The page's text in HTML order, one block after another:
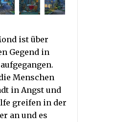
ist über
Gegend in
Menschen
in Angst und
greifen in der
an und es